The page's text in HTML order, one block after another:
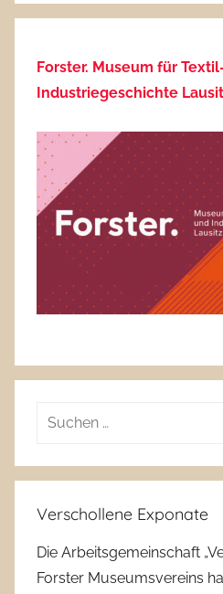
Forster. Museum für
Industriegeschichte
Suchen
Verschollene Exponate
Die Arbeitsgemeinschaft
Forster Museumsvereins